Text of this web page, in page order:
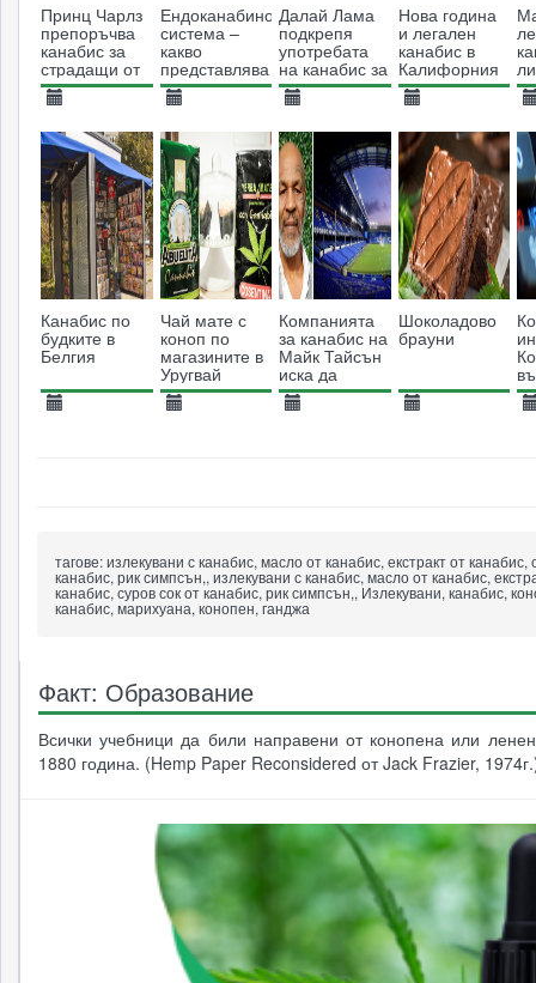
Принц Чарлз
препоръчва
канабис за
страдащи от
множествена
склероза
10200
Ендоканабиноидна
система –
какво
представлява
и защо е
важна за
организъм1709
Далай Лама
подкрепя
употребата
на канабис за
медицински
цели
5923
Нова година
и легален
канабис в
Калифорния
3711
Канабис по
будките в
Белгия
Чай мате с
коноп по
магазините в
Уругвай
Компанията
за канабис на
Майк Тайсън
иска да
спонсорира
Евертън
Шоколадово
брауни
тагове:излекувани с канабис, масло от канабис, екстракт от канабис,
канабис, рик симпсън,, излекувани с канабис, масло от канабис,
канабис, суров сок от канабис, рик симпсън,, Излекувани, канабис,
канабис, марихуана, конопен, ганджа
Факт: Образование
Всички учебници да били направени от конопена или
1880 година. (Hemp Paper Reconsidered от Jack Frazier,